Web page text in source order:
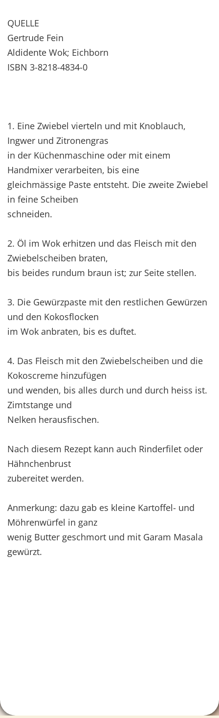
QUELLE
Gertrude Fein
Aldidente Wok; Eichborn
ISBN 3-8218-4834-0
1. Eine Zwiebel vierteln und mit Knoblauch,
Ingwer und Zitronengras
in der Küchenmaschine oder mit einem
Handmixer verarbeiten, bis eine
gleichmässige Paste entsteht. Die zweite Zwiebel
in feine Scheiben
schneiden.
2. Öl im Wok erhitzen und das Fleisch mit den
Zwiebelscheiben braten,
bis beides rundum braun ist; zur Seite stellen.
3. Die Gewürzpaste mit den restlichen Gewürzen
und den Kokosflocken
im Wok anbraten, bis es duftet.
4. Das Fleisch mit den Zwiebelscheiben und die
Kokoscreme hinzufügen
und wenden, bis alles durch und durch heiss ist.
Zimtstange und
Nelken herausfischen.
Nach diesem Rezept kann auch Rinderfilet oder
Hähnchenbrust
zubereitet werden.
Anmerkung: dazu gab es kleine Kartoffel- und
Möhrenwürfel in ganz
wenig Butter geschmort und mit Garam Masala
gewürzt.